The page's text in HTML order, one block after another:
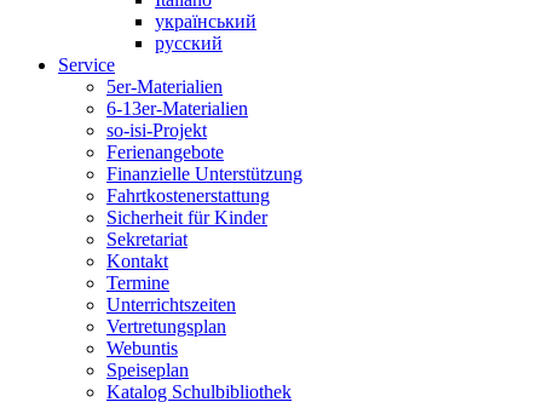
український
русский
Service
5er-Materialien
6-13er-Materialien
so-isi-Projekt
Ferienangebote
Finanzielle Unterstützung
Fahrtkostenerstattung
Sicherheit für Kinder
Sekretariat
Kontakt
Termine
Unterrichtszeiten
Vertretungsplan
Webuntis
Speiseplan
Katalog Schulbibliothek